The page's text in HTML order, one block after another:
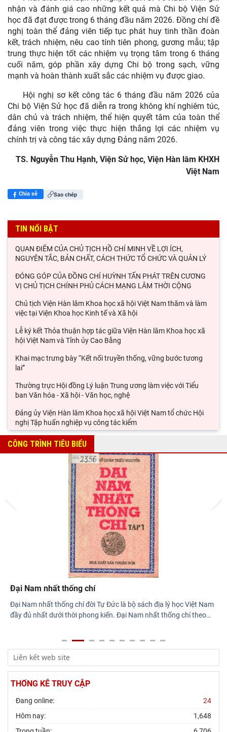
nhận và đánh giá cao những kết quả mà Chi bộ Viện Sử
học đã đạt được trong 6 tháng đầu năm 2026. Đồng chí đề
nghị toàn thể đảng viên tiếp tục phát huy tinh thần đoàn
kết, trách nhiệm, nêu cao tính tiên phong, gương mẫu; tập
trung thực hiện tốt các nhiệm vụ trọng tâm trong 6 tháng
cuối năm, góp phần xây dựng Chi bộ trong sạch, vững
mạnh và hoàn thành xuất sắc các nhiệm vụ được giao.
Hội nghị sơ kết công tác 6 tháng đầu năm 2026 của
Chi bộ Viện Sử học đã diễn ra trong không khí nghiêm túc,
dân chủ và trách nhiệm, thể hiện quyết tâm của toàn thể
đảng viên trong việc thực hiện thắng lợi các nhiệm vụ
chính trị và công tác xây dựng Đảng năm 2026.
TS. Nguyễn Thu Hạnh, Viện Sử học, Viện Hàn lâm KHXH
Việt Nam
Chia sẻ Sao chép
TIN NỔI BẬT
QUAN ĐIỂM CỦA CHỦ TỊCH HỒ CHÍ MINH VỀ LỢI ÍCH,
NGUYÊN TẮC, BẢN CHẤT, CÁCH THỨC TỔ CHỨC VÀ QUẢN LÝ
ĐÓNG GÓP CỦA ĐỒNG CHÍ HUỲNH TẤN PHÁT TRÊN CƯƠNG
VỊ CHỦ TỊCH CHÍNH PHỦ CÁCH MẠNG LÂM THỜI CỘNG
Chủ tịch Viện Hàn lâm Khoa học xã hội Việt Nam thăm và làm
việc tại Viện Khoa học Kinh tế và Xã hội
Lễ ký kết Thỏa thuận hợp tác giữa Viện Hàn lâm Khoa học xã
hội Việt Nam và Tỉnh ủy Cao Bằng
Khai mạc trưng bày “Kết nối truyền thống, vững bước tương
lai”
Thường trực Hội đồng Lý luận Trung ương làm việc với Tiểu
ban Văn hóa - Xã hội - Văn học, nghệ
Đảng ủy Viện Hàn lâm Khoa học xã hội Việt Nam tổ chức Hội
nghị Tập huấn nghiệp vụ công tác kiểm
Viện Sử học tham gia Hội thảo khoa học quốc gia "Danh nhân
Hội thảo khoa học quốc gia “Danh nhân văn hóa Lê Quý Đôn -
Di sản và giá trị thời đại”
Rà soát công tác chuẩn bị Hội thảo khoa học quốc gia "Danh
nhân văn hóa Lê Quý Đôn - Di sản và giá
CÔNG TRÌNH TIÊU BIỂU
Đại Nam nhất thống chí
Đại Nam nhất thống chí đời Tự Đức là bộ sách địa lý học Việt Nam
đầy đủ nhất dưới thời phong kiến. Đại Nam nhất thống chí theo…
THỐNG KÊ TRUY CẬP
Đang online:
24
Hôm nay:
1,648